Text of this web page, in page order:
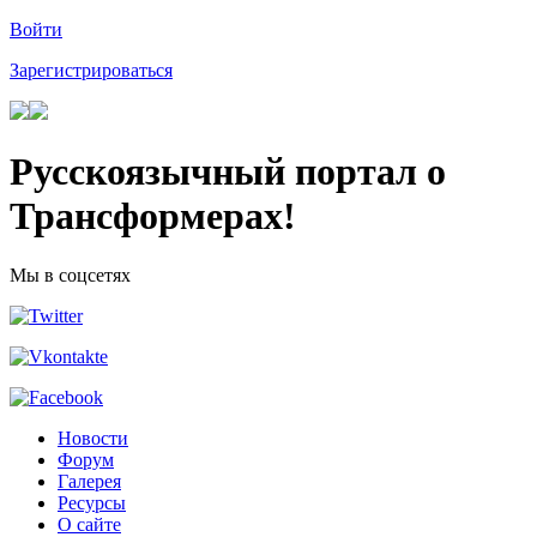
Войти
Зарегистрироваться
Русскоязычный портал о
Трансформерах!
Мы в соцсетях
Новости
Форум
Галерея
Ресурсы
О сайте